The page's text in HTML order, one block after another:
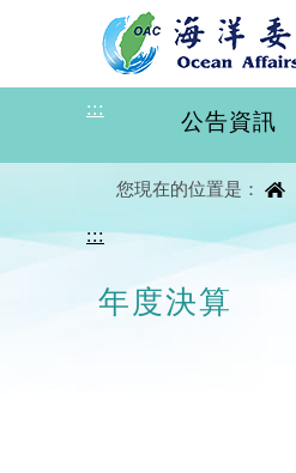
進入內容區塊
:::
公告資訊
您現在的位置是：
:::
年度決算
中央內容區塊